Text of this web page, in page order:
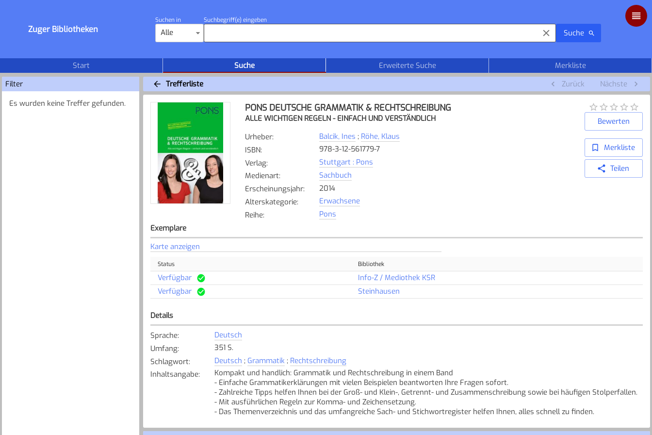
Zuger Bibliotheken
Suchen in
Alle
Suchbegriff(e) eingeben
Suche
Start Suche Erweiterte Suche
Merkliste
Filter
Es wurden keine Treffer gefunden.
Trefferliste Zurück Nächste
PONS DEUTSCHE GRAMMATIK & RECHTSCHREIBUNG
ALLE WICHTIGEN REGELN - EINFACH UND VERSTÄNDLICH
Urheber: Balcik, Ines ; Röhe, Klaus
ISBN:
978-3-12-561779-7
Verlag:
Stuttgart : Pons
Medienart:
Sachbuch
Erscheinungsjahr:
2014
Alterskategorie:
Erwachsene
Reihe: Pons
Bewerten
Merkliste
Teilen
Exemplare
Karte anzeigen
Status Bibliothek
Verfügbar
Info-Z / Mediothek KSR
Verfügbar
Steinhausen
Details
Sprache:
Deutsch
Umfang:
351 S.
Schlagwort: Deutsch ; Grammatik ; Rechtschreibung
Inhaltsangabe:
Kompakt und handlich: Grammatik und Rechtschreibung in einem Band
- Einfache Grammatikerklärungen mit vielen Beispielen beantworten Ihre Fragen sofort.
- Zahlreiche Tipps helfen Ihnen bei der Groß- und Klein-, Getrennt- und Zusammenschreibung sowie bei häufigen Stolperfallen.
- Mit ausführlichen Regeln zur Komma- und Zeichensetzung.
- Das Themenverzeichnis und das umfangreiche Sach- und Stichwortregister helfen Ihnen, alles schnell zu finden.